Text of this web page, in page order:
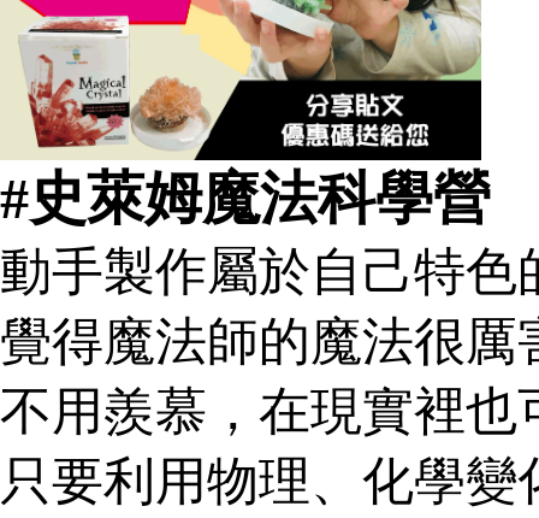
#史萊姆魔法科學營
動手製作屬於自己特色
覺得魔法師的魔法很厲
不用羨慕，在現實裡也
只要利用物理、化學